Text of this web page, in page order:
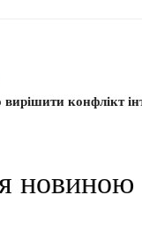
конфлікт
новиною